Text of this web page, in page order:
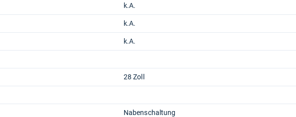
k.A.
k.A.
k.A.
28 Zoll
Nabenschaltung